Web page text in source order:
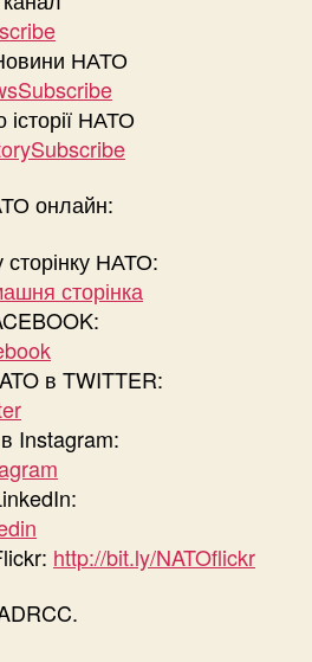
НАТО
НАТО
онлайн:
сторінку НАТО:
сторінка
в TWITTER:
Instagram:
http://bit.ly/NATOflickr